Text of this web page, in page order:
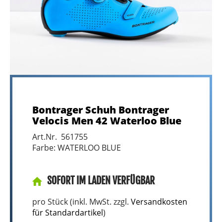
Bontrager Schuh Bontrager
Velocis Men 42 Waterloo Blue
Art.Nr. 561755
Farbe: WATERLOO BLUE
SOFORT IM LADEN VERFÜGBAR
pro Stück (inkl. MwSt. zzgl. Versandkosten
für Standardartikel)